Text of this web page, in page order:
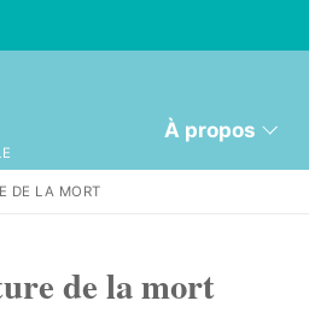
À propos
DE LA MORT
de la mort